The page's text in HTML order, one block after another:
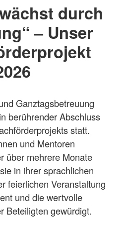
durch
– Unser
Ganztagsbetreuung
berührender Abschluss
statt.
und Mentoren
über mehrere Monate
in ihrer sprachlichen
feierlichen Veranstaltung
und die wertvolle
Beteiligten gewürdigt.